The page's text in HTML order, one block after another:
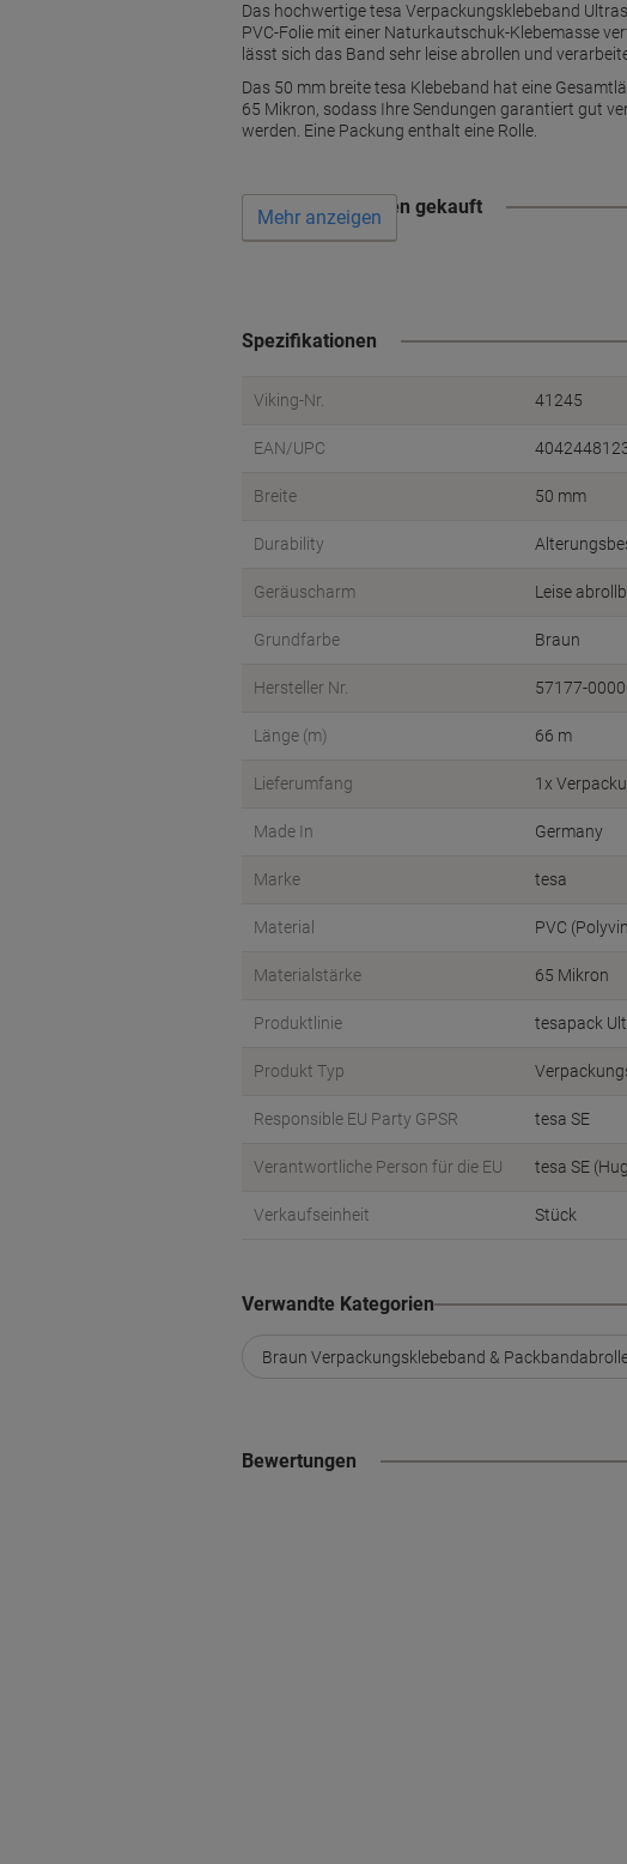
Das hochwertige tesa Verpackungsklebeband
PVC-Folie mit einer Naturkautschuk-Klebemasse
lässt sich das Band sehr leise abrollen und
Das 50 mm breite tesa Klebeband hat eine
65 Mikron, sodass Ihre Sendungen garantiert gut
werden. Eine Packung enthalt eine Rolle.
Wird oft zusammen gekauft
Mehr anzeigen
Spezifikationen
Viking-Nr. 41245
EAN/UPC
Breite 50 mm
Durability
Geräuscharm Leise
Grundfarbe Braun
Hersteller Nr. 57177-
Länge (m) 66 m
Lieferumfang 1x
Made In Germany
Marke tesa
Material PVC
Materialstärke 65 Mikron
Produktlinie tesapack
Produkt Typ
Responsible EU Party GPSR tesa SE
Verantwortliche Person für die EU tesa SE
Verkaufseinheit Stück
Verwandte Kategorien
Braun Verpackungsklebeband &
Bewertungen